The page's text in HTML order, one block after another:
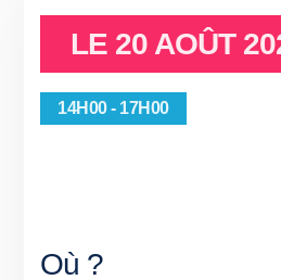
LE 20 AOÛT
14H00 - 17H00
Où ?